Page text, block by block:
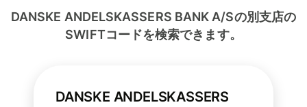
DANSKE ANDELSKASSERS BANK A/Sの別支店の
SWIFTコードを検索できます。
DANSKE ANDELSKASSERS